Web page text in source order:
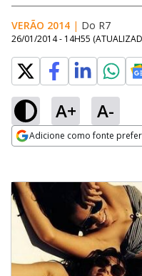
VERÃO 2014 | Do R7
26/01/2014 - 14H55
A+ A-
Adicione como fonte